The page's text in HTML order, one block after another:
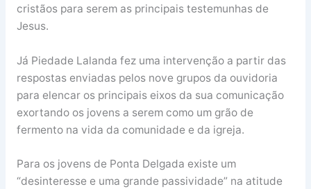
cristãos para serem as principais testemunhas de
Jesus.
Já Piedade Lalanda fez uma intervenção a partir das
respostas enviadas pelos nove grupos da ouvidoria
para elencar os principais eixos da sua comunicação
exortando os jovens a serem como um grão de
fermento na vida da comunidade e da igreja.
Para os jovens de Ponta Delgada existe um
“desinteresse e uma grande passividade” na atitude